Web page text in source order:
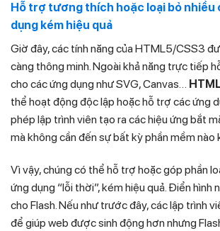
Hỗ trợ tương thích hoặc loại bỏ nhiều
dụng kém hiệu quả
Giờ đây, các tính năng của HTML5/CSS3
càng thông minh. Ngoài khả năng trực tiếp
cho các ứng dụng như SVG, Canvas…
thể hoạt động độc lập hoặc hỗ trợ các ứng
phép lập trình viên tạo ra các hiệu ứng bắt
mà không cần đến sự bất kỳ phần mềm nào
Vì vậy, chúng có thể hỗ trợ hoặc góp phần
ứng dụng “lỗi thời”, kém hiệu quả. Điển hình
cho Flash. Nếu như trước đây, các lập trình
để giúp web được sinh động hơn nhưng